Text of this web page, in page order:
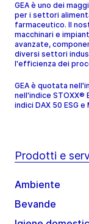
GEA è uno dei
per i settori
farmaceutico. Il
macchinari e
avanzate,
diversi settori
l'efficienza dei
GEA è quotata
nell'indice STOXX®
indici DAX 50 ESG
Prodotti e
Ambiente
Bevande